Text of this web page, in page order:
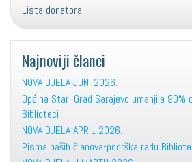
Lista donatora
Najnoviji članci
NOVA DJELA JUNI 2026.
Općina Stari Grad Sarajevo umanjila 90%
Biblioteci
NOVA DJELA APRIL 2026.
Pisma naših članova-podrška radu